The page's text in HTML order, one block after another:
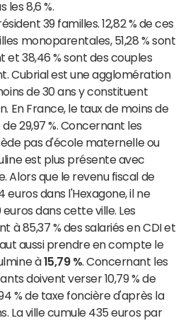
8,6 %.
39 familles. 12,82 % de ces
monoparentales, 51,28 % sont
et 38,46 % sont des couples
Cubrial est une agglomération
de 30 ans y constituent
En France, le taux de moins de
29,97 %. Concernant les
pas d'école maternelle ou
est plus présente avec
Alors que le revenu fiscal de
dans l'Hexagone, il ne
dans cette ville. Les
à 85,37 % des salariés en CDI et
aussi prendre en compte le
à15,79 % . Concernant les
doivent verser 10,79 % de
% de taxe foncière d'après la
La ville cumule 435 euros par